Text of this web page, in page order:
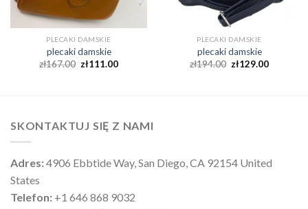
PLECAKI DAMSKIE
plecaki damskie
zł167.00 zł111.00
PLECAKI DAMSKIE
plecaki damskie
zł194.00 zł129.00
SKONTAKTUJ SIĘ Z NAMI
Adres:4906 Ebbtide Way, San Diego, CA 92154 United
States
Telefon: +1 646 868 9032